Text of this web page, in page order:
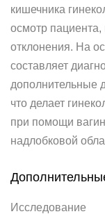
кишечника
осмотр пациента,
отклонения. На
составляет
дополнительные
что делает
при помощи
надлобковой
Исследование